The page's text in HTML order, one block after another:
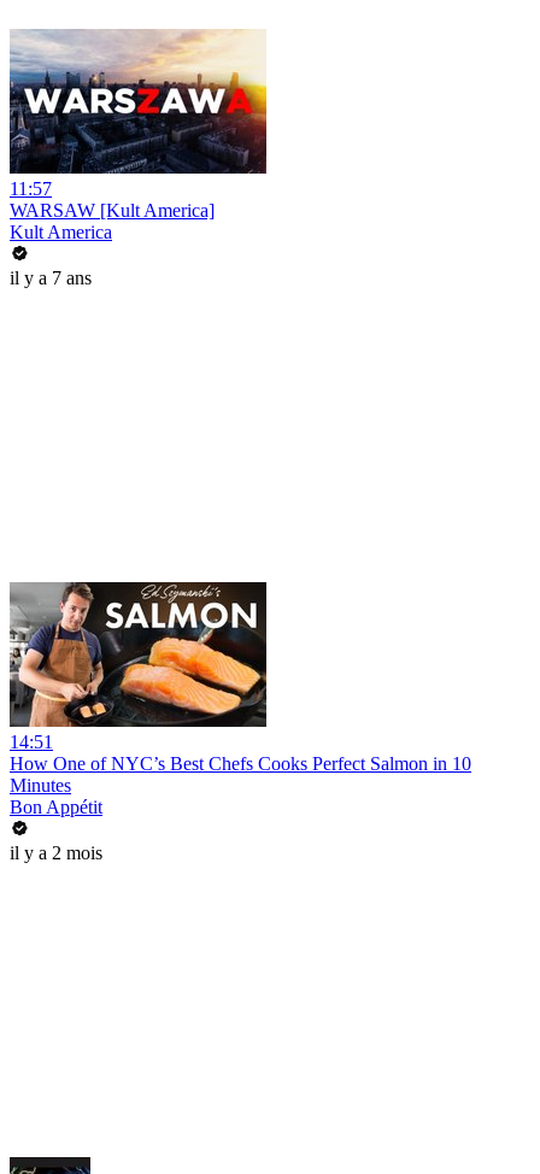
11:57
WARSAW [Kult America]
Kult America
il y a 7 ans
14:51
How One of NYC’s Best Chefs Cooks Perfect Salmon in 10
Minutes
Bon Appétit
il y a 2 mois